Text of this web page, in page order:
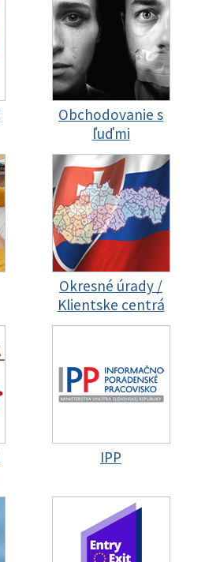
Obchodovanie s
ľuďmi
Okresné úrady /
Klientske centrá
IPP